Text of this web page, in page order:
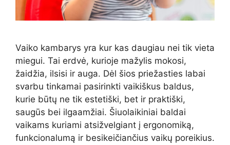
Vaiko kambarys yra kur kas daugiau nei tik vieta
miegui. Tai erdvė, kurioje mažylis mokosi,
žaidžia, ilsisi ir auga. Dėl šios priežasties labai
svarbu tinkamai pasirinkti vaikiškus baldus,
kurie būtų ne tik estetiški, bet ir praktiški,
saugūs bei ilgaamžiai. Šiuolaikiniai baldai
vaikams kuriami atsižvelgiant į ergonomiką,
funkcionalumą ir besikeičiančius vaikų poreikius.